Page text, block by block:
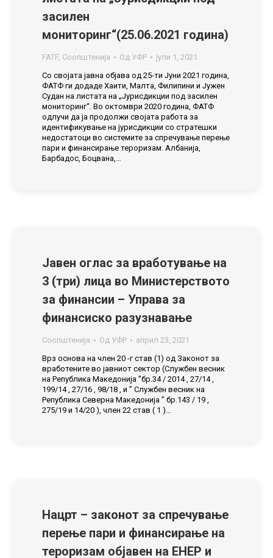
засилен
мониторинг“(25.06.2021 година)
FATF, Соопштенија Од УФР
јули 1, 2021
Со својата јавна објава од 25-ти Јуни 2021 година,
ФАТФ ги додаде Хаити, Малта, Филипини и Јужен
Судан на листата на „Јурисдикции под засилен
мониторинг“. Во октомври 2020 година, ФАТФ
одлучи да ја продолжи својата работа за
идентификување на јурисдикции со стратешки
недостатоци во системите за спречување перење
пари и финансирање тероризам. Албанија,
Барбадос, Боцвана,…
Јавен оглас за вработување на
3 (три) лица во Министерството
за финансии – Управа за
финансиско разузнавање
Соопштенија Од УФР
април 23, 2021
Врз основа на член 20 -г став (1) од Законот за
вработените во јавниот сектор (Службен весник
на Република Македонија ”бр.34 / 2014 , 27/14 ,
199/14 , 27/16 , 98/18 , и ” Службен весник на
Република Северна Македонија ” бр.143 / 19 ,
275/19 и 14/20 ), член 22 став ( 1 )…
Нацрт – законот за спречување
перење пари и финансирање на
тероризам објавен на ЕНЕР и